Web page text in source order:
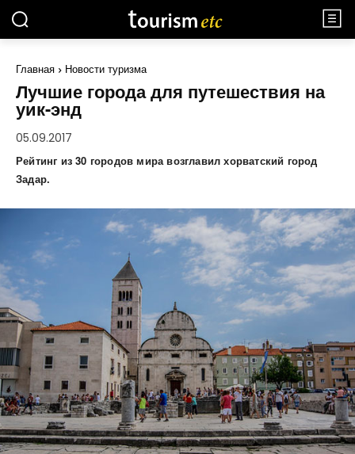
Главная Новости туризма
Лучшие города для путешествия на
уик-энд
05.09.2017
Рейтинг из 30 городов мира возглавил хорватский город
Задар.